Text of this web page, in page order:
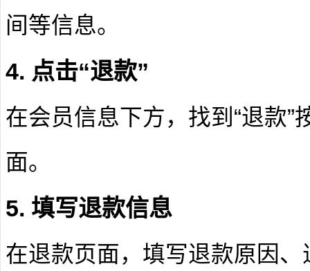
间等信息。
4. 点击“退款”
在会员信息下方，找到“退款”
面。
5. 填写退款信息
在退款页面，填写退款原因